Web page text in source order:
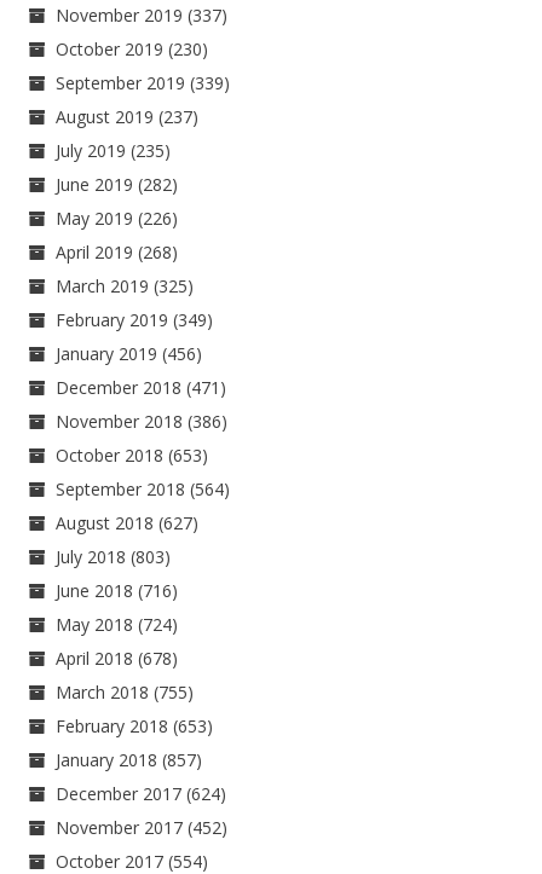
November 2019 (337)
October 2019 (230)
September 2019 (339)
August 2019 (237)
July 2019 (235)
June 2019 (282)
May 2019 (226)
April 2019 (268)
March 2019 (325)
February 2019 (349)
January 2019 (456)
December 2018 (471)
November 2018 (386)
October 2018 (653)
September 2018 (564)
August 2018 (627)
July 2018 (803)
June 2018 (716)
May 2018 (724)
April 2018 (678)
March 2018 (755)
February 2018 (653)
January 2018 (857)
December 2017 (624)
November 2017 (452)
October 2017 (554)